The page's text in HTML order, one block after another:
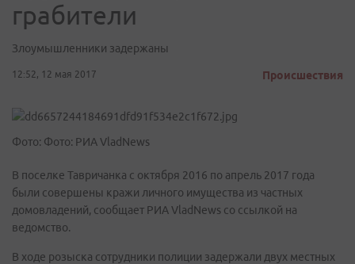
грабители
Злоумышленники задержаны
12:52, 12 мая 2017 Происшествия
Фото: Фото: РИА VladNews
В поселке Тавричанка с октября 2016 по апрель 2017 года
были совершены кражи личного имущества из частных
домовладений, сообщает РИА VladNews со ссылкой на
ведомство.
В ходе розыска сотрудники полиции задержали двух местных